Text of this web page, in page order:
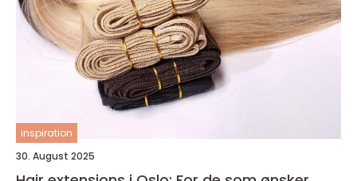
inspiration
30. August 2025